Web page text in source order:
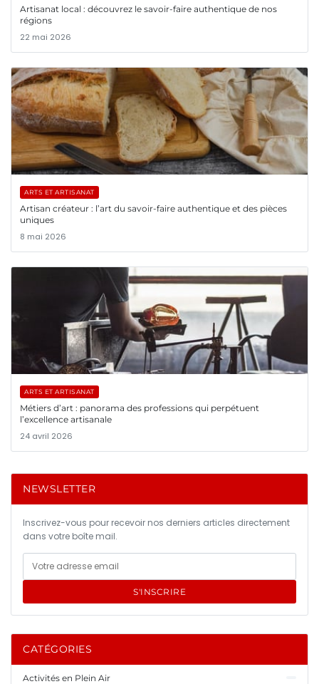
Artisanat local : découvrez le savoir-faire authentique de nos
régions
22 mai 2026
ARTS ET ARTISANAT
Artisan créateur : l’art du savoir-faire authentique et des pièces
uniques
8 mai 2026
ARTS ET ARTISANAT
Métiers d’art : panorama des professions qui perpétuent
l’excellence artisanale
24 avril 2026
NEWSLETTER
Inscrivez-vous pour recevoir nos derniers articles directement
dans votre boîte mail.
S'INSCRIRE
CATÉGORIES
Activités en Plein Air